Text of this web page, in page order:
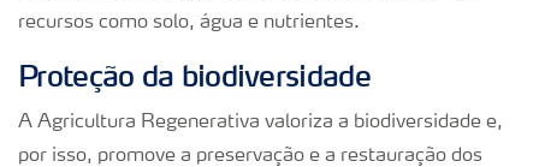
recursos como solo, água e nutrientes.
Proteção da biodiversidade
A Agricultura Regenerativa valoriza a biodiversidade e,
por isso, promove a preservação e a restauração dos